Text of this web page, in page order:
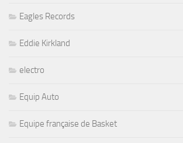
Eagles Records
Eddie Kirkland
electro
Equip Auto
Equipe française de Basket